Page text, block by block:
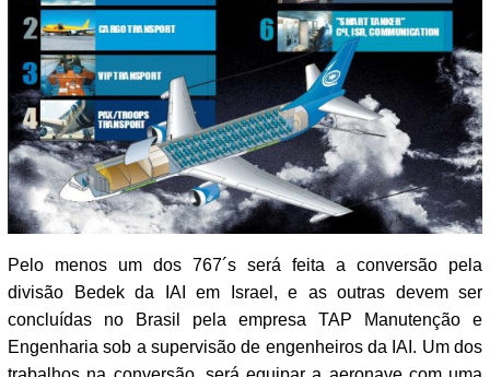
Pelo menos um dos 767´s será feita a conversão pela
divisão Bedek da IAI em Israel, e as outras devem ser
concluídas no Brasil pela empresa TAP Manutenção e
Engenharia sob a supervisão de engenheiros da IAI. Um dos